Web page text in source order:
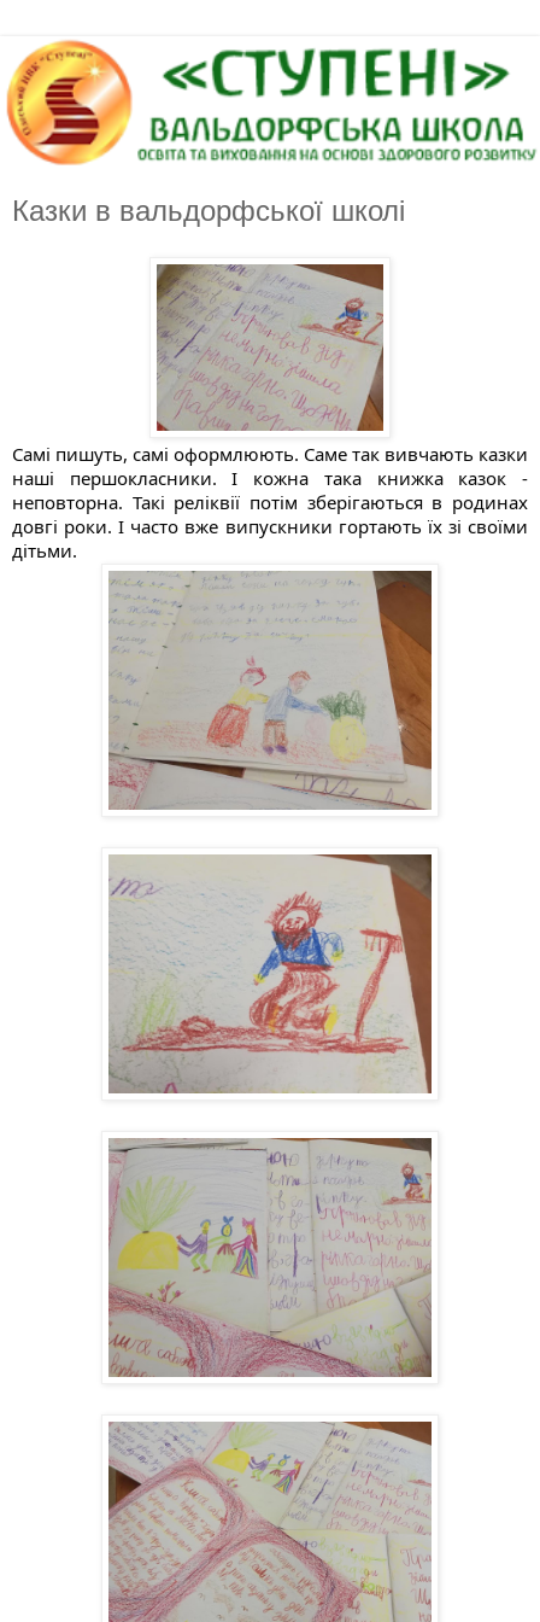
Казки в вальдорфської школі
Самі пишуть, самі оформлюють. Саме так вивчають казки
наші першокласники. І кожна така книжка казок -
неповторна. Такі реліквії потім зберігаються в родинах
довгі роки. І часто вже випускники гортають їх зі своїми
дітьми.